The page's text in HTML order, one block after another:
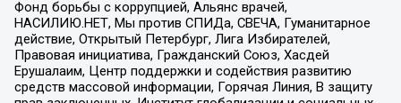
Фонд борьбы с коррупцией, Альянс врачей,
НАСИЛИЮ.НЕТ, Мы против СПИДа, СВЕЧА, Гуманитарное
действие, Открытый Петербург, Лига Избирателей,
Правовая инициатива, Гражданский Союз, Хасдей
Ерушалаим, Центр поддержки и содействия развитию
средств массовой информации, Горячая Линия, В защиту